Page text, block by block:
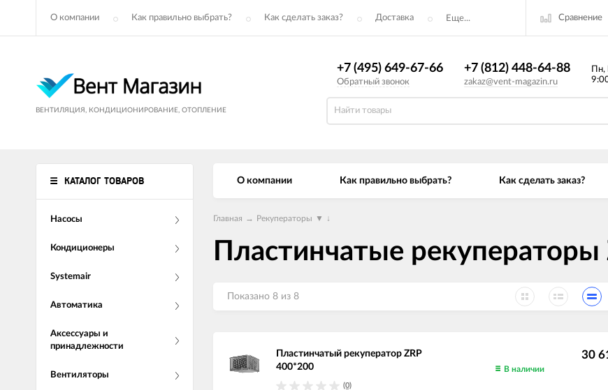
О компании Как правильно выбрать? Как сделать заказ? Доставка Еще... Сравнение
ВЕНТИЛЯЦИЯ, КОНДИЦИОНИРОВАНИЕ, ОТОПЛЕНИЕ
+7 (495) 649-67-66
Обратный звонок
+7 (812) 448-64-88
zakaz@vent-magazin.ru
Пн,
КАТАЛОГ ТОВАРОВ
Насосы
Кондиционеры
Systemair
Автоматика
Аксессуары и
принадлежности
Вентиляторы
О компании Как правильно выбрать? Как сделать заказ?
Главная → Рекуператоры ▼ ↓
Пластинчатые рекуператоры
Показано 8 из 8
Пластинчатый рекуператор ZRP
400*200
(0)
30
В наличии